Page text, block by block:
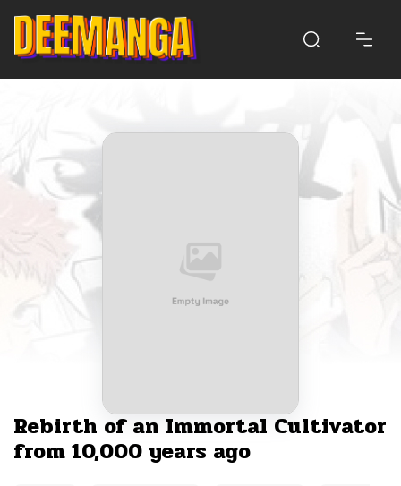
Rebirth of an Immortal Cultivator
from 10,000 years ago